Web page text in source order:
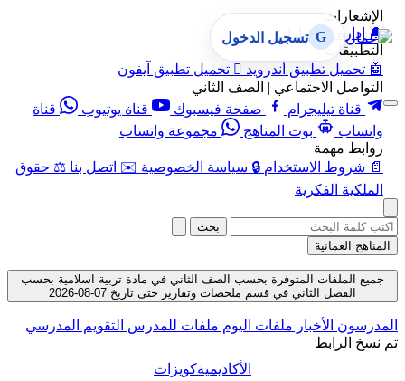
الإشعارات
🔔 إدارة الإشعارات
التطبيقات
🤖 تحميل تطبيق أندرويد  تحميل تطبيق آيفون
التواصل الاجتماعي | الصف الثاني
قناة تيليجرام
صفحة فيسبوك قناة يوتيوب
قناة
واتساب
بوت المناهج
مجموعة واتساب
روابط مهمة
📄 شروط الاستخدام 🔒 سياسة الخصوصية ✉️ اتصل بنا ⚖️ حقوق
الملكية الفكرية
G تسجيل الدخول
بحث
المناهج العمانية
جميع الملفات المتوفرة بحسب الصف الثاني في مادة تربية اسلامية بحسب
الفصل الثاني في قسم ملخصات وتقارير حتى تاريخ 07-08-2026
المدرسون الأخبار ملفات اليوم ملفات للمدرس التقويم المدرسي
تم نسخ الرابط
الأكاديميةكويزات